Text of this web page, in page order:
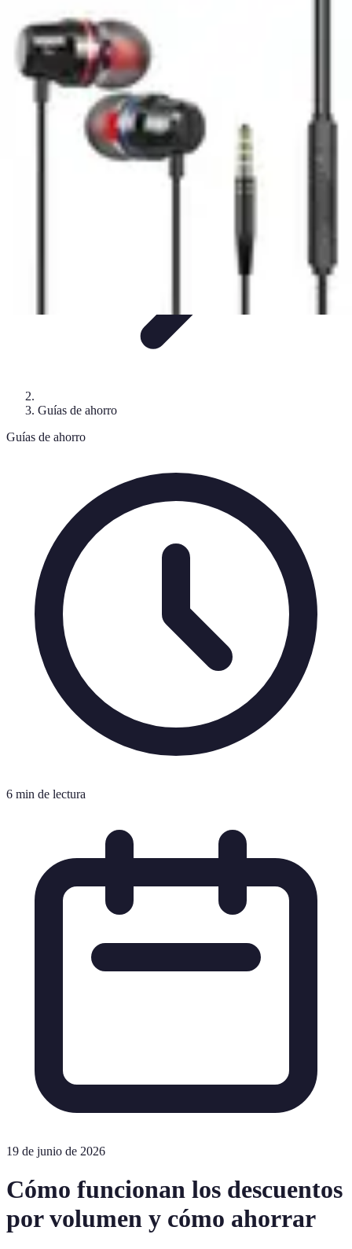
Consejos de AhorroGuías y
TutorialesTutorialesComparaciones
Descuento Hoy
Guías de ahorro
Guías de ahorro
6 min de lectura
19 de junio de 2026
Cómo funcionan los descuentos
por volumen y cómo ahorrar